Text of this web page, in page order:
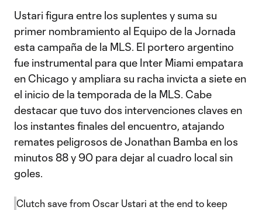
Ustari figura entre los suplentes y suma su
primer nombramiento al Equipo de la Jornada
esta campaña de la MLS. El portero argentino
fue instrumental para que Inter Miami empatara
en Chicago y ampliara su racha invicta a siete en
el inicio de la temporada de la MLS. Cabe
destacar que tuvo dos intervenciones claves en
los instantes finales del encuentro, atajando
remates peligrosos de Jonathan Bamba en los
minutos 88 y 90 para dejar al cuadro local sin
goles.
Clutch save from Oscar Ustari at the end to keep